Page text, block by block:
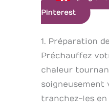
Pinterest
1. Préparation
Préchauffez
chaleur
soigneusement
tranchez-les en